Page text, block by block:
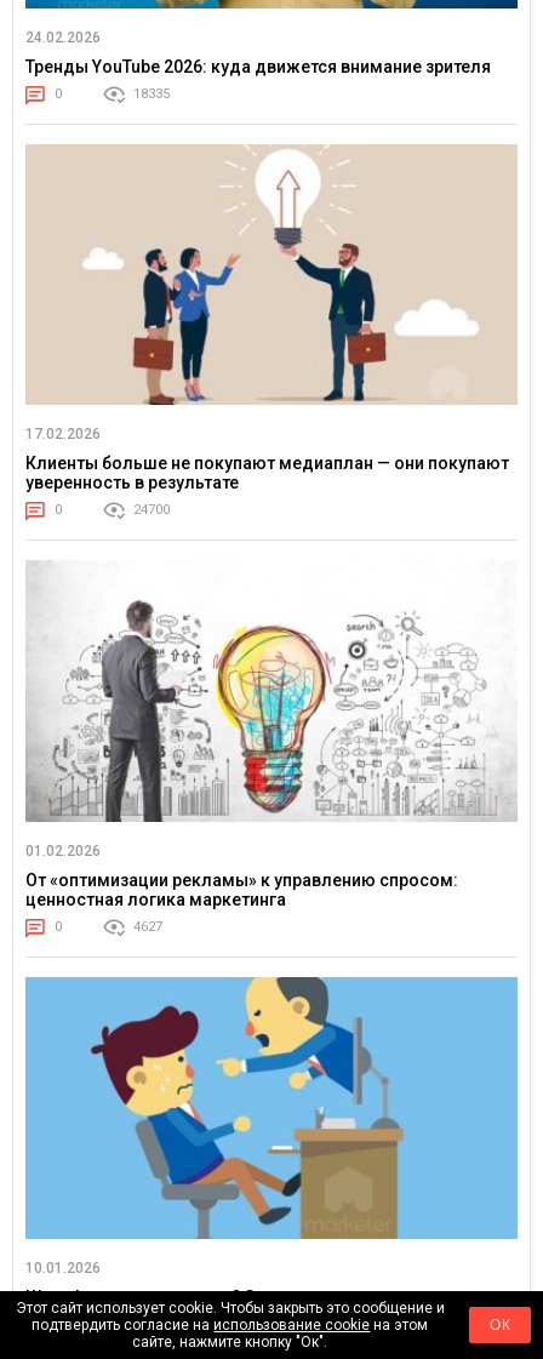
24.02.2026
Тренды YouTube 2026: куда движется внимание зрителя
0 18335
17.02.2026
Клиенты больше не покупают медиаплан — они покупают
уверенность в результате
0 24700
01.02.2026
От «оптимизации рекламы» к управлению спросом:
ценностная логика маркетинга
0 4627
10.01.2026
Штрафуете сотрудников? Значит, вы потерпели неудачу
как управленец. Как навести порядок без наказаний
12873
Этот сайт использует cookie. Чтобы закрыть это сообщение и
подтвердить согласие наиспользование cookie на этом
сайте, нажмите кнопку "Ок".
ОК